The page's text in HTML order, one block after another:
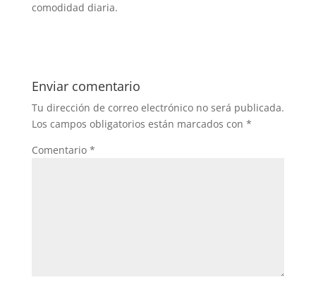
comodidad diaria.
Enviar comentario
Tu dirección de correo electrónico no será publicada.
Los campos obligatorios están marcados con *
Comentario *